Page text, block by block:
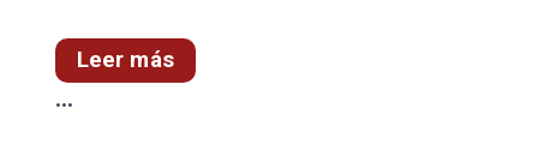
Leer más
...